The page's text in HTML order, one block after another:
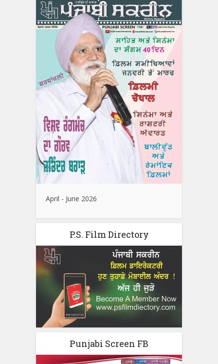
April - June 2026
P.S. Film Directory
Punjabi Screen FB